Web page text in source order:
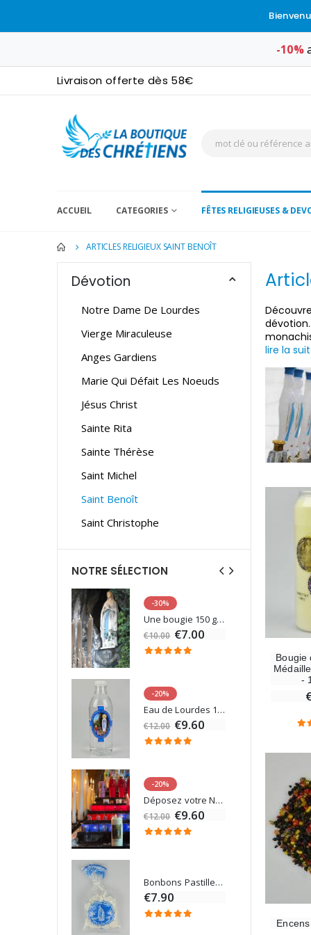
-10%
Livraison offerte dès 58€
ACCUEIL CATEGORIES FÊTES RELIGIEUSES &
ARTICLES RELIGIEUX SAINT BENOÎT
lire la
Bougie
-
Dévotion
Notre Dame De Lourdes
Vierge Miraculeuse
Anges Gardiens
Marie Qui Défait Les Noeuds
Jésus Christ
Sainte Rita
Sainte Thérèse
Saint Michel
Saint Benoît
Saint Christophe
NOTRE SÉLECTION
-30%
Une bougie 150 gr et votre Prière déposées à Lourdes
€10.00 €7.00
-20%
Eau de Lourdes 1 Litre
€12.00 €9.60
-20%
Déposez votre Neuvaine à Lourdes
€12.00 €9.60
Bonbons Pastilles Menthe à l'Eau de Lourdes - 130g
€7.90